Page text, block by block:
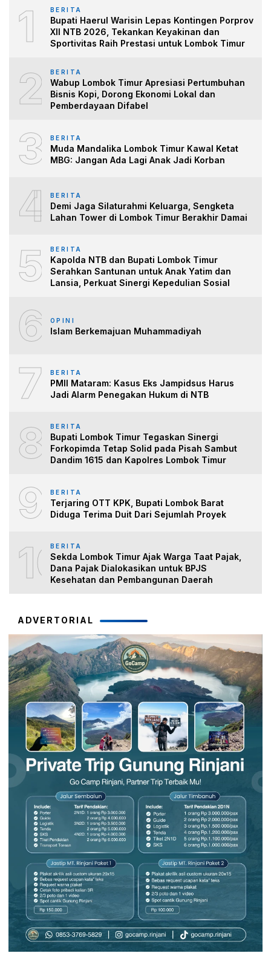
1 BERITA
Bupati Haerul Warisin Lepas Kontingen Porprov
XII NTB 2026, Tekankan Keyakinan dan
Sportivitas Raih Prestasi untuk Lombok Timur
2 BERITA
Wabup Lombok Timur Apresiasi Pertumbuhan
Bisnis Kopi, Dorong Ekonomi Lokal dan
Pemberdayaan Difabel
3 BERITA
Muda Mandalika Lombok Timur Kawal Ketat
MBG: Jangan Ada Lagi Anak Jadi Korban
4 BERITA
Demi Jaga Silaturahmi Keluarga, Sengketa
Lahan Tower di Lombok Timur Berakhir Damai
5 BERITA
Kapolda NTB dan Bupati Lombok Timur
Serahkan Santunan untuk Anak Yatim dan
Lansia, Perkuat Sinergi Kepedulian Sosial
6 OPINI
Islam Berkemajuan Muhammadiyah
7 BERITA
PMII Mataram: Kasus Eks Jampidsus Harus
Jadi Alarm Penegakan Hukum di NTB
8 BERITA
Bupati Lombok Timur Tegaskan Sinergi
Forkopimda Tetap Solid pada Pisah Sambut
Dandim 1615 dan Kapolres Lombok Timur
9 BERITA
Terjaring OTT KPK, Bupati Lombok Barat
Diduga Terima Duit Dari Sejumlah Proyek
10BERITA
Sekda Lombok Timur Ajak Warga Taat Pajak,
Dana Pajak Dialokasikan untuk BPJS
Kesehatan dan Pembangunan Daerah
ADVERTORIAL